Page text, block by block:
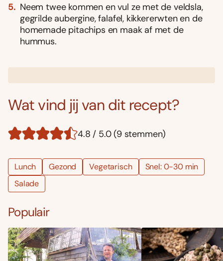
Neem twee kommen en vul ze met de veldsla,
gegrilde aubergine, falafel, kikkererwten en de
homemade pitachips en maak af met de
hummus.
Wat vind jij van dit recept?
4.8 / 5.0 (9 stemmen)
Lunch Gezond Vegetarisch
Snel: 0-30 min
Salade
Populair